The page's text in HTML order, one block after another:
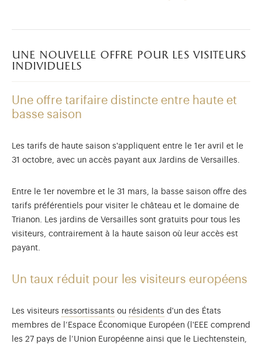
onglet)
nouvel onglet)
fenêtre modale)
de l'application (ouverture dans un nouvel onglet)
une nouvelle offre pour les visiteurs
individuels
Une offre tarifaire distincte entre haute et
basse saison
Les tarifs de haute saison s'appliquent entre le 1er avril et le
31 octobre, avec un accès payant aux Jardins de Versailles.
Entre le 1er novembre et le 31 mars, la basse saison offre des
tarifs préférentiels pour visiter le château et le domaine de
Trianon. Les jardins de Versailles sont gratuits pour tous les
visiteurs, contrairement à la haute saison où leur accès est
payant.
Un taux réduit pour les visiteurs européens
Les visiteurs ressortissants Quel que soit leur lieu de résidence.
ou résidents Quelle que soit leur
d'un des États
membres de l’Espace Économique Européen (l'EEE comprend
les 27 pays de l’Union Européenne Allemagne, Autriche,
ainsi que le Liechtenstein,